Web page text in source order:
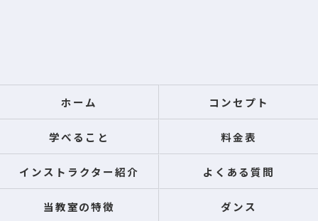
ホーム コンセプト
学べること 料金表
インストラクター紹介 よくある質問
当教室の特徴 ダンス